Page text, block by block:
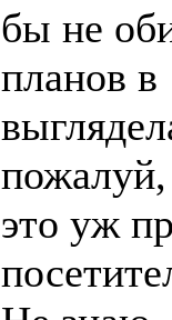
бы не
планов в
это уж